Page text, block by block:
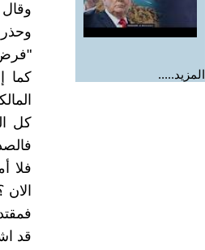
المزيد.....
وقال
"فرض
كما
كل
فلا
الان
قد